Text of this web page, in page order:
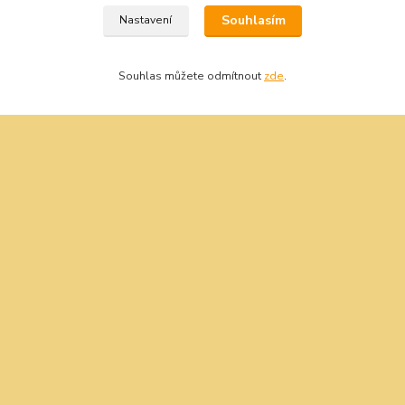
Nastavení Souhlasím
Souhlas můžete odmítnout zde.